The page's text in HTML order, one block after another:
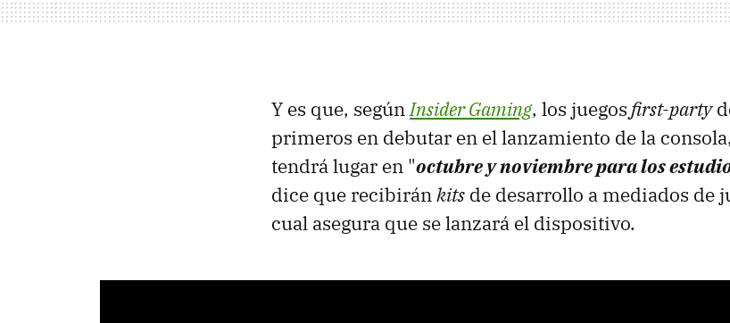
Y es que, segúnInsider Gaming, los juegosfirst-party
primeros en debutar en el lanzamiento de la
tendrá lugar en "octubre y noviembre para los
dice que recibiránkits de desarrollo a mediados de
cual asegura que se lanzará el dispositivo.